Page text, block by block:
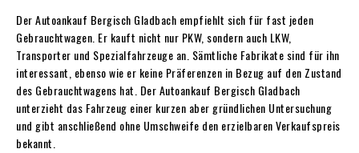
Der Autoankauf Bergisch Gladbach empfiehlt sich für fast jeden
Gebrauchtwagen. Er kauft nicht nur PKW, sondern auch LKW,
Transporter und Spezialfahrzeuge an. Sämtliche Fabrikate sind für ihn
interessant, ebenso wie er keine Präferenzen in Bezug auf den Zustand
des Gebrauchtwagens hat. Der Autoankauf Bergisch Gladbach
unterzieht das Fahrzeug einer kurzen aber gründlichen Untersuchung
und gibt anschließend ohne Umschweife den erzielbaren Verkaufspreis
bekannt.